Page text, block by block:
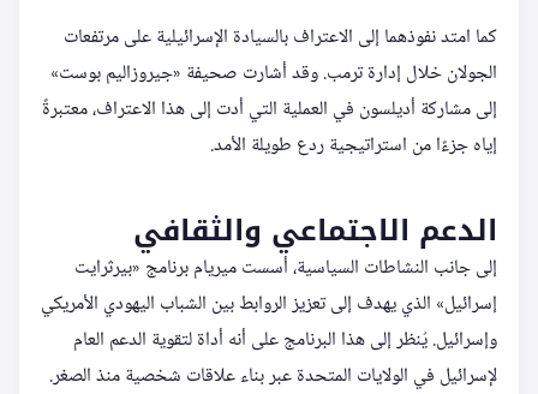
كما امتد نفوذهما إلى الاعتراف بالسيادة الإسرائيلية على مرتفعات
الجولان خلال إدارة ترمب. وقد أشارت صحيفة «جيروزاليم بوست»
إلى مشاركة أديلسون في العملية التي أدت إلى هذا الاعتراف، معتبرةً
إياه جزءًا من استراتيجية ردع طويلة الأمد.
الدعم الاجتماعي والثقافي
إلى جانب النشاطات السياسية، أسست ميريام برنامج «بيرثرايت
إسرائيل» الذي يهدف إلى تعزيز الروابط بين الشباب اليهودي الأمريكي
وإسرائيل. يُنظر إلى هذا البرنامج على أنه أداة لتقوية الدعم العام
لإسرائيل في الولايات المتحدة عبر بناء علاقات شخصية منذ الصغر.